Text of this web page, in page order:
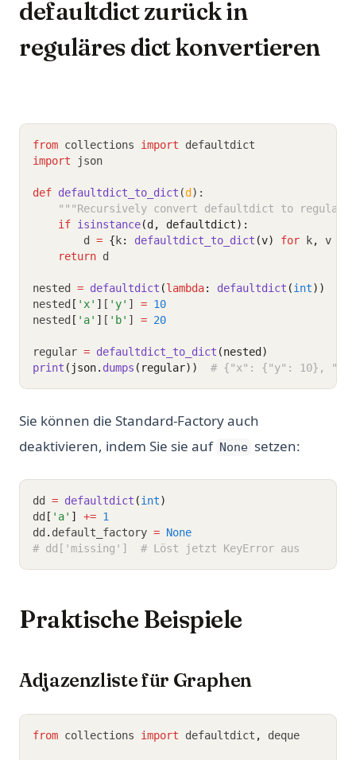
defaultdict zurück in
reguläres dict konvertieren
from collections import defaultdict
import json
def defaultdict_to_dict (d ):
"""Recursively convert defaultdict to regular
if isinstance(d, defaultdict):
        d
= { k: defaultdict_to_dict (v) for k, v
return d
nested = defaultdict (lambda: defaultdict (int))
nested [ 'x' ] [ 'y' ] = 10
nested [ 'a' ] [ 'b' ] = 20
regular = defaultdict_to_dict (nested)
print (json. dumps (regular)) # {"x": {"y": 10},
Sie können die Standard-Factory auch
deaktivieren, indem Sie sie auf None setzen:
dd = defaultdict (int)
dd [ 'a' ] += 1
dd . default_factory = None
# dd['missing']  # Löst jetzt KeyError aus
Praktische Beispiele
Adjazenzliste für Graphen
from collections import defaultdict , deque